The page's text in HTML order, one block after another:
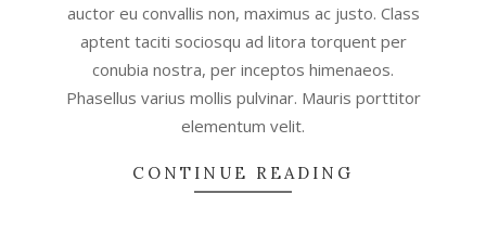
auctor eu convallis non, maximus ac justo. Class
aptent taciti sociosqu ad litora torquent per
conubia nostra, per inceptos himenaeos.
Phasellus varius mollis pulvinar. Mauris porttitor
elementum velit.
CONTINUE READING